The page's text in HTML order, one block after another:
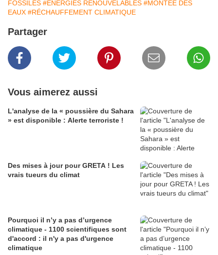
FOSSILES #ENERGIES RENOUVELABLES #MONTÉE DES
EAUX #RÉCHAUFFEMENT CLIMATIQUE
Partager
Vous aimerez aussi
L'analyse de la « poussière du Sahara
» est disponible : Alerte terroriste !
Des mises à jour pour GRETA ! Les
vrais tueurs du climat
Pourquoi il n’y a pas d’urgence
climatique - 1100 scientifiques sont
d'accord : il n'y a pas d'urgence
climatique